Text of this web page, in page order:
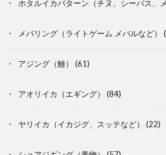
ホタルイカパターン（チヌ、シーバス、
メバリング（ライトゲーム メバルなど）
アジング（鯵） (61)
アオリイカ（エギング） (84)
ヤリイカ（イカジグ、スッテなど） (22)